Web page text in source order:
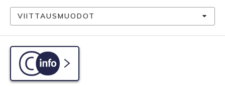
VIITTAUSMUODOT
C-info